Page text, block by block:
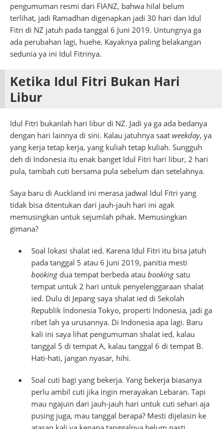
pengumuman resmi dari FIANZ, bahwa hilal belum
terlihat, jadi Ramadhan digenapkan jadi 30 hari dan Idul
Fitri di NZ jatuh pada tanggal 6 Juni 2019. Untungnya ga
ada perubahan lagi, huehe. Kayaknya paling belakangan
sedunia ya ini Idul Fitrinya.
Ketika Idul Fitri Bukan Hari
Libur
Idul Fitri bukanlah hari libur di NZ. Jadi ya ga ada bedanya
dengan hari lainnya di sini. Kalau jatuhnya saat weekday, ya
yang kerja tetap kerja, yang kuliah tetap kuliah. Sungguh
deh di Indonesia itu enak banget Idul Fitri hari libur, 2 hari
pula, tambah cuti bersama pula sebelum dan setelahnya.
Saya baru di Auckland ini merasa jadwal Idul Fitri yang
tidak bisa ditentukan dari jauh-jauh hari ini agak
memusingkan untuk sejumlah pihak. Memusingkan
gimana?
Soal lokasi shalat ied. Karena Idul Fitri itu bisa jatuh
pada tanggal 5 atau 6 Juni 2019, panitia mesti
booking dua tempat berbeda atau booking satu
tempat untuk 2 hari untuk penyelenggaraan shalat
ied. Dulu di Jepang saya shalat ied di Sekolah
Republik Indonesia Tokyo, properti Indonesia, jadi ga
ribet lah ya urusannya. Di Indonesia apa lagi. Baru
kali ini saya lihat pengumuman shalat ied, kalau
tanggal 5 di tempat A, kalau tanggal 6 di tempat B.
Hati-hati, jangan nyasar, hihi.
Soal cuti bagi yang bekerja. Yang bekerja biasanya
perlu ambil cuti jika ingin merayakan Lebaran. Tapi
mau ngajuin dari jauh-jauh hari untuk cuti sehari aja
pusing juga, mau tanggal berapa? Mesti dijelasin ke